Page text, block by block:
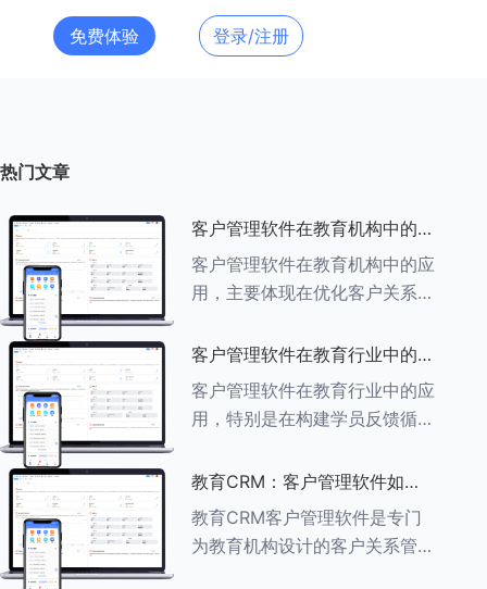
免费体验 登录/注册
热门文章
客户管理软件在教育机构中的应
用探索
客户管理软件在教育机构中的应
用，主要体现在优化客户关系管
作效率及促进业务增长等多个方
面。以下是对客户管理软件在教
育机构中应用的具体探索：
###一、
客户管理软件在教育行业中的学
员反馈循环机制
客户管理软件在教育行业中的应
用，特别是在构建学员反馈循环
用。以下是对客户管理软件在教
育行业中学员反馈循环机制的详
细分析： ###一、学员反馈循
环机制
教育CRM：客户管理软件如何
助力教育机构实现可持续发展
教育CRM客户管理软件是专门
为教育机构设计的客户关系管理